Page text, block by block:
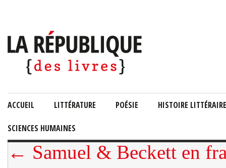
ACCUEIL LITTÉRATURE POÉSIE HISTOIRE LITTÉRAIRE
SCIENCES HUMAINES
← Samuel & Beckett en